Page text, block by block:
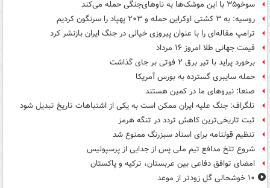
سوخو۳۵ با این موشک‌ها به ناوهای‌جنگی حمله می‌کند
روسیه: به ۳ کشتی اوکراین حمله و ۲۰۳ پهپاد را سرنگون کردیم
ترامپ مقاله‌ای را با عنوان پیروزی خیالی در جنگ ایران بازنشر کرد
قیمت جهانی طلا امروز ۱۶ مرداد
برخورد پراید با تیر برق ۲ فوتی بر جای گذاشت
حمله سایبری گسترده به بورس آمریکا
صنعا: نیروهای ما در کمین‌ هستند
تلگراف: جنگ علیه ایران ممکن است به یکی از اشتباهات تاریخ تبدیل شود
ثبت تاریخی‌ترین کاهش تردد در تنگه هرمز
تنظیم قولنامه برای اسناد سبزرنگ ممنوع شد
شروع تلخ مدافع تیم ملی پس از جدایی از پرسپولیس
امضای توافق دفاعی بین عربستان، ترکیه و پاکستان
۱۰ خوشحالی گل زودتر از موعد